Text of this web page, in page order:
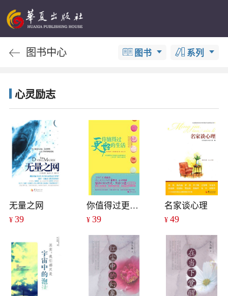
图书中心 图书 系列
心灵励志
无量之网
¥ 39
你值得过更好的生活
¥39
名家谈心理
¥ 49